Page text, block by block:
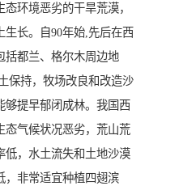
环境恶劣的干旱荒漠，
长。自90年始,先后在西
括都兰、格尔木周边地
保持，牧场改良和改造沙
够提早郁闭成林。我国西
态气候状况恶劣，荒山荒
低，水土流失和土地沙漠
，非常适宜种植四翅滨